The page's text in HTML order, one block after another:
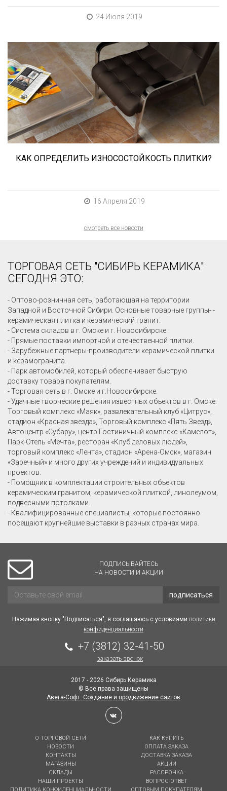
24 Июля 2019
При выборе любой плитки важно важны не
только цвет и размер, но и ее
износостойкость. Как же определить
износостойкость керамической плитки и
керамогранита? Сейчас расскажем.
КАК ОПРЕДЕЛИТЬ ИЗНОСОСТОЙКОСТЬ ПЛИТКИ?
16 Апреля 2019
смотреть все новости
ТОРГОВАЯ СЕТЬ "СИБИРЬ КЕРАМИКА"
СЕГОДНЯ ЭТО:
- Оптово-розничная сеть, работающая на территории
Западной и Восточной Сибири. Основные товарные группы- -
керамическая плитка и керамический гранит.
- Система складов в г. Омске и г. Новосибирске.
- Прямые поставки импортной и отечественной плитки.
- Зарубежные партнеры-производители керамической плитки
и керамогранита.
- Парк автомобилей, который обеспечивает быструю
доставку товара покупателям.
- Торговая сеть в г. Омске и г.Новосибирске.
- Удачные творческие решения известных объектов в г. Омске:
Торговый комплекс «Маяк», развлекательный клуб «Цитрус»,
стадион «Красная звезда», Торговый комплекс «Пять Звезд»,
Автоцентр «Субару», центр Гостиничный комплекс «Камелот»,
Парк-Отель «Мечта», ресторан «Клуб деловых людей»,
торговый комплекс «Лента», стадион «Арена-Омск», магазин
«Заречный» и много других учреждений и индивидуальных
проектов.
- Помощник в комплектации строительных объектов
керамическим гранитом, керамической плиткой, линолеумом,
подвесными потолками.
- Квалифицированные специалисты, которые постоянно
посещают крупнейшие выставки в разных странах мира.
ПОДПИСЫВАЙТЕСЬ
НА НОВОСТИ И АКЦИИ
подписаться
Нажимая кнопку "Подписаться", я соглашаюсь с условиями политики
конфиденциальности
+7 (3812) 32-41-50
заказать звонок
2017 - 2026 Сибирь Керамика
© Все права защищены
Авега-Софт: Создание и продвижение сайтов
О ТОРГОВОЙ СЕТИ
НОВОСТИ
КОНТАКТЫ
МАГАЗИНЫ
СКЛАДЫ
НАШИ ПРОЕКТЫ
КАК КУПИТЬ
ОПЛАТА ЗАКАЗА
ДОСТАВКА ЗАКАЗА
АКЦИИ
РАССРОЧКА
ВОПРОС-ОТВЕТ